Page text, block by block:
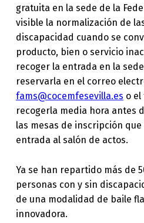
gratuita en la sede de la
visible la normalización de
discapacidad cuando se
producto, bien o servicio
recoger la entrada en la
reservarla en el correo
fams@cocemfesevilla.es o el
recogerla media hora antes
las mesas de inscripción
entrada al salón de actos.
Ya se han repartido más de
personas con y sin
de una modalidad de baile
innovadora.